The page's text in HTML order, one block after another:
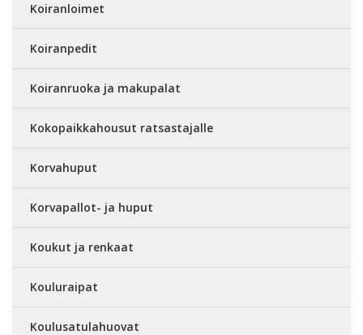
Koiranloimet
Koiranpedit
Koiranruoka ja makupalat
Kokopaikkahousut ratsastajalle
Korvahuput
Korvapallot- ja huput
Koukut ja renkaat
Kouluraipat
Koulusatulahuovat